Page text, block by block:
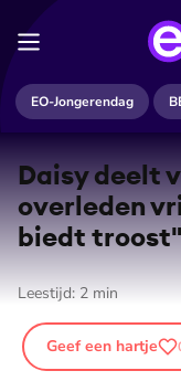
EO-Jongerendag
Daisy deelt
overleden
biedt
Leestijd: 2 min
Geef een hartje